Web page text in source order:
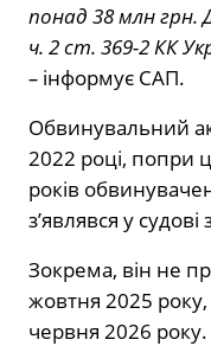
понад 38 млн грн.
ч. 2 ст. 369-2 КК
– інформує САП.
Обвинувальний
2022 році, попри
років
з’являвся у судові
Зокрема, він не
жовтня 2025
червня 2026 року.